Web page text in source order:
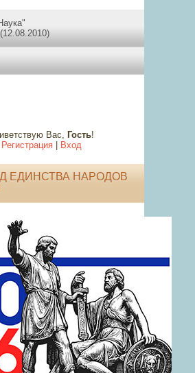
(12.08.2010)
Вас, Гость!
Регистрация| Вход
ЕДИНСТВА НАРОДОВ